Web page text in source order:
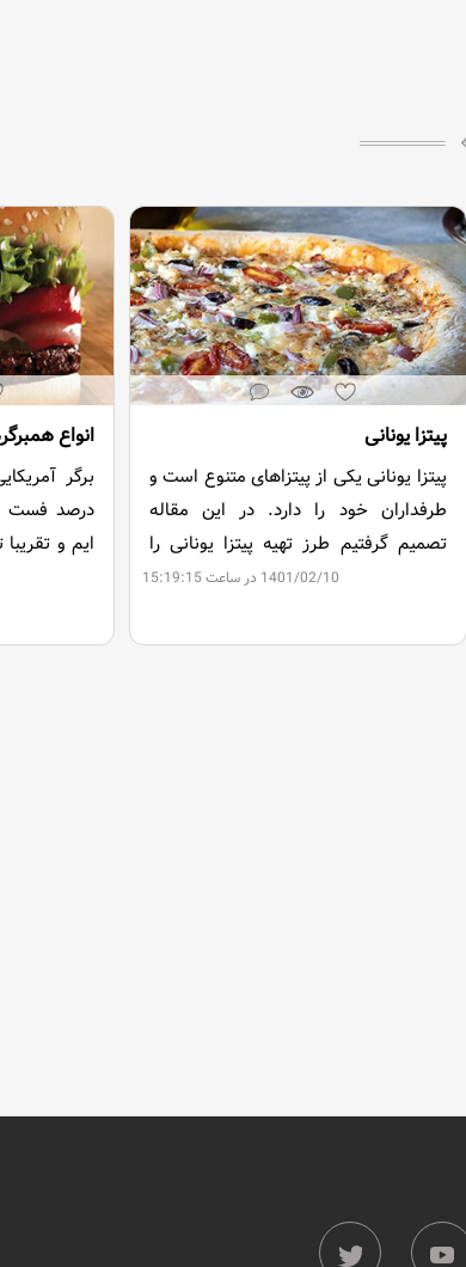
پیتزا یونانی
1401/02/10 در ساعت 15:19:15
پیتزا یونانی یکی از پیتزاهای متنوع است و
طرفداران خود را دارد. در این مقاله
تصمیم گرفتیم طرز تهیه پیتزا یونانی را
آموزش دهیم. همراه ما باشید.
انواع
درصد فست
ایم و
که در